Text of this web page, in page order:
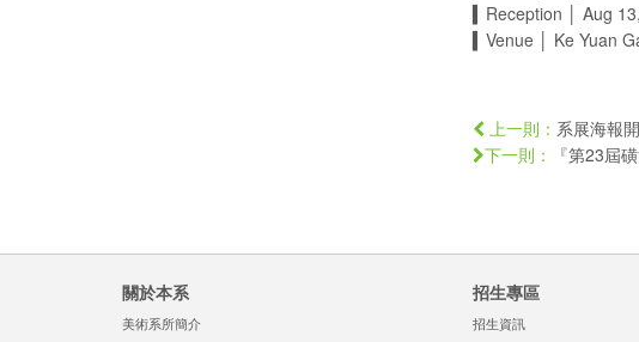
▍Reception │ Aug
▍Venue │ Ke Yuan
上一則： 系展海報
下一則：
『第23屆
關於本系
美術系所簡介
招生專區
招生資訊